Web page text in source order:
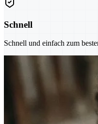
Schnell
Schnell und einfach zum